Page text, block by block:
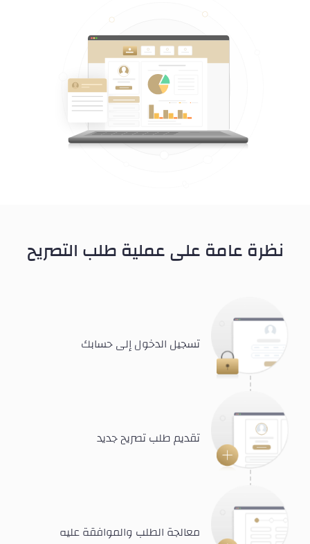
نظرة عامة على عملية طلب التصريح
تسجيل الدخول إلى حسابك
تقديم طلب تصريح جديد
معالجة الطلب والموافقة عليه